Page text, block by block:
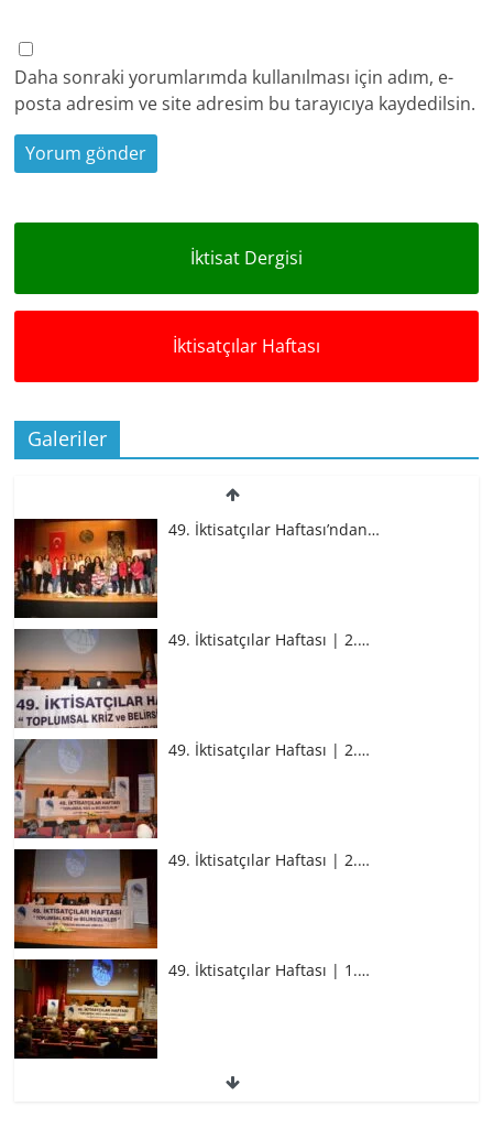
Daha sonraki yorumlarımda kullanılması için adım, e-
posta adresim ve site adresim bu tarayıcıya kaydedilsin.
İktisat Dergisi
İktisatçılar Haftası
Galeriler
49. İktisatçılar Haftası’ndan…
49. İktisatçılar Haftası | 2.…
49. İktisatçılar Haftası | 2.…
49. İktisatçılar Haftası | 2.…
49. İktisatçılar Haftası | 1.…
49. İktisatçılar Haftası | 1.…